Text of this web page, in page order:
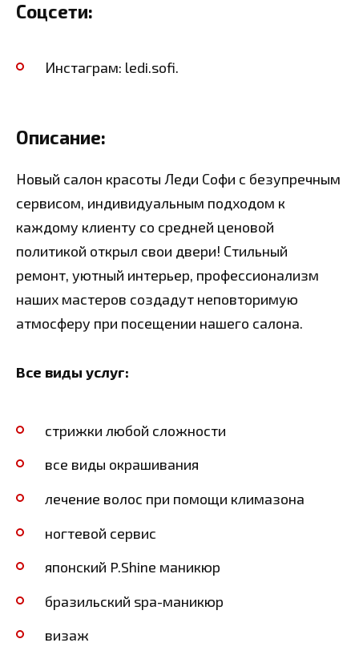
Соцсети:
Инстаграм: ledi.sofi.
Описание:
Новый салон красоты Леди Софи с безупречным
сервисом, индивидуальным подходом к
каждому клиенту со средней ценовой
политикой открыл свои двери! Стильный
ремонт, уютный интерьер, профессионализм
наших мастеров создадут неповторимую
атмосферу при посещении нашего салона.
Все виды услуг:
стрижки любой сложности
все виды окрашивания
лечение волос при помощи климазона
ногтевой сервис
японский P.Shine маникюр
бразильский spa-маникюр
визаж